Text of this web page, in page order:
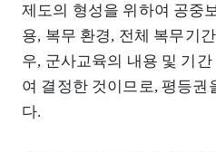
제도의 형성을 위하여 공중
용, 복무 환경, 전체 복무기
우, 군사교육의 내용 및 기
여 결정한 것이므로, 평등권
다.